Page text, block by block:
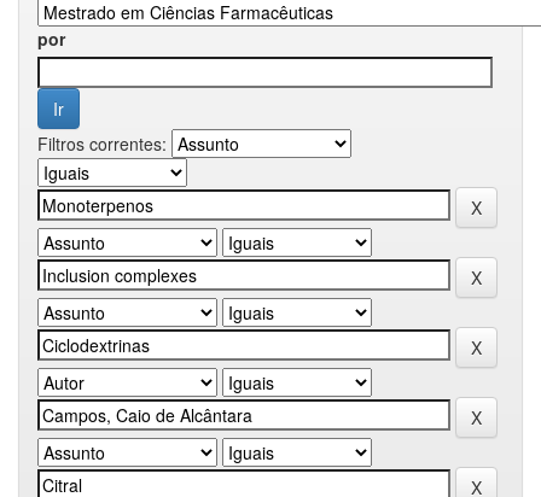
por
Filtros correntes: